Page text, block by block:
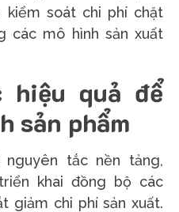
kiểm soát chi phí chặt
các mô hình sản xuất
quả để
sản phẩm
tắc nền tảng,
khai đồng bộ các
giảm chi phí sản xuất.